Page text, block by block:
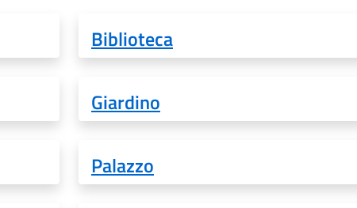
Biblioteca
Giardino
Palazzo